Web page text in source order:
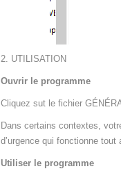
2. UTILISATION
Ouvrir le programme
Cliquez sut le fichier
Dans certains contextes,
d’urgence qui fonctionne
Utiliser le programme